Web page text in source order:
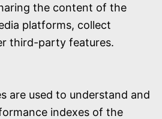
the content of the
platforms, collect
third-party features.
are used to understand and
indexes of the